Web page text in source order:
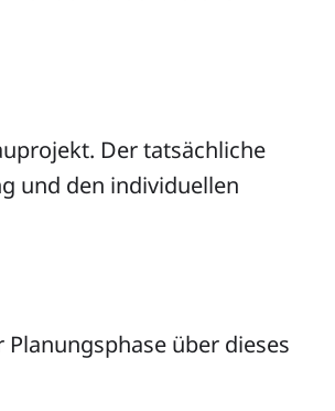
Der tatsächliche
und den individuellen
über dieses